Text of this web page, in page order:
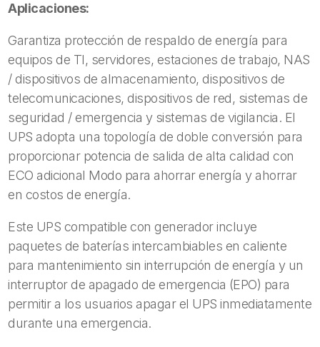
Aplicaciones:
Garantiza protección de respaldo de energía para
equipos de TI, servidores, estaciones de trabajo, NAS
/ dispositivos de almacenamiento, dispositivos de
telecomunicaciones, dispositivos de red, sistemas de
seguridad / emergencia y sistemas de vigilancia. El
UPS adopta una topología de doble conversión para
proporcionar potencia de salida de alta calidad con
ECO adicional Modo para ahorrar energía y ahorrar
en costos de energía.
Este UPS compatible con generador incluye
paquetes de baterías intercambiables en caliente
para mantenimiento sin interrupción de energía y un
interruptor de apagado de emergencia (EPO) para
permitir a los usuarios apagar el UPS inmediatamente
durante una emergencia.